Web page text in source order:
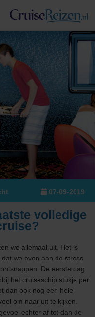
07-09-2019
volledige
we allemaal uit. Het is
we even aan de stress
De eerste dag
het cruiseschip stukje per
dan ook nog een hele
om naar uit te kijken.
echter af tot dan de